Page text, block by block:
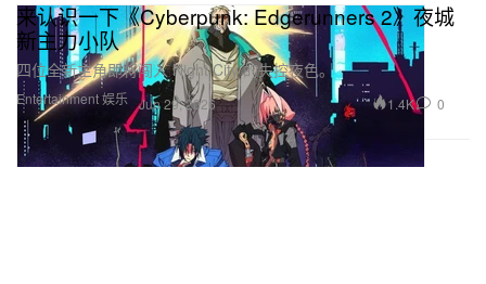
Entertainment 娱乐
来认识一下《Cyberpunk: Edgerunners 2》夜城
新主力小队
四位全新主角即将闯入 Night City 的失控夜色。
Jun 29, 2026 1.4K 0